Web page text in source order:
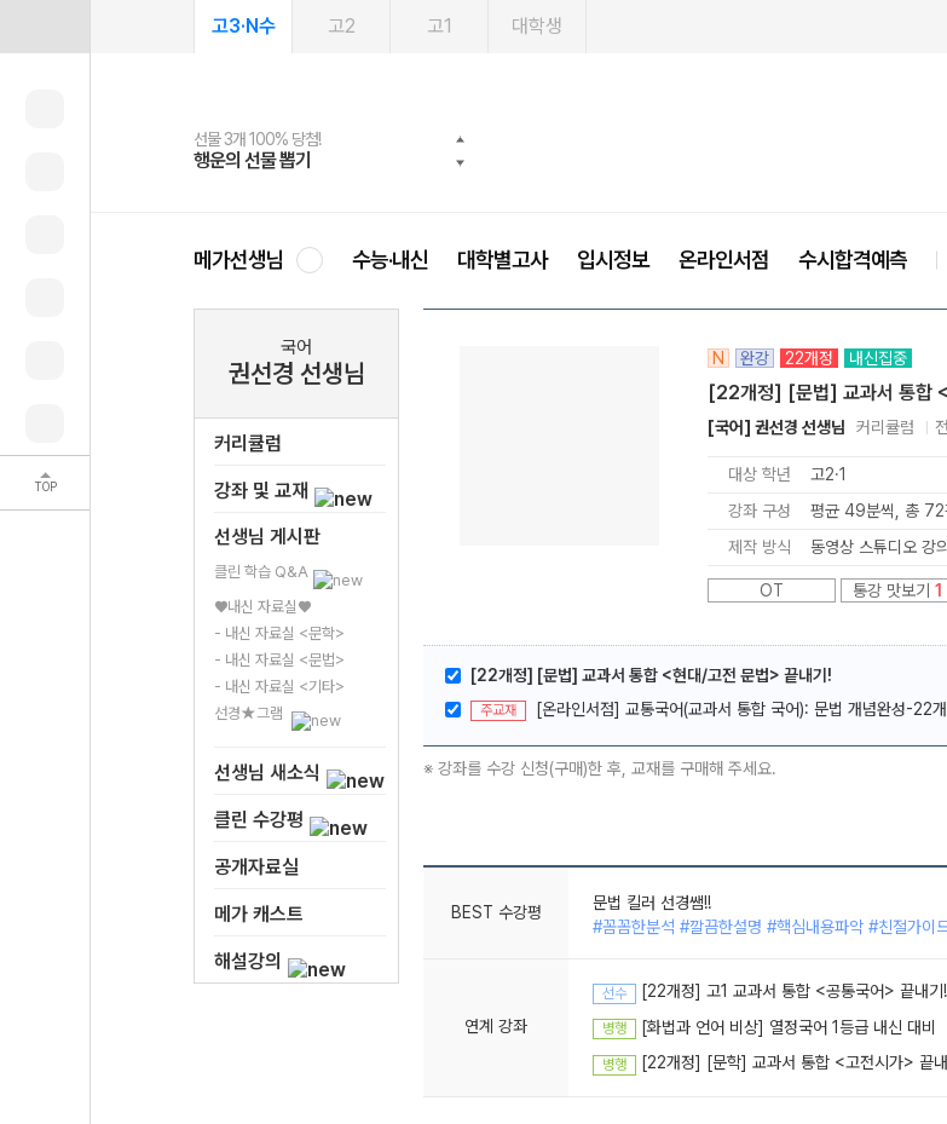
TOP
고3·N수 고2 고1 대학생
선물 3개 100% 당첨!
행운의 선물 뽑기
선물 100% 증정!
메가스터디 X 올리브
여름방학 스터디 캐시백
메가런 썸머스쿨
2027 러셀 단과
강사 공개선발
스마트러닝앱
설문 EVENT
메가패스
3일 무료 체험권
메가패스 수강생 무료혜택!
메가클럽 멤버십
사회공헌 캠페인
희망이룸 메가나눔
메가선생님 수능·내신 대학별고사 입시정보 온라인서점 수시합격예측
국어
권선경 선생님
커리큘럼
강좌 및 교재
선생님 게시판
클린 학습 Q&A
♥내신 자료실♥
- 내신 자료실 <문학>
- 내신 자료실 <문법>
- 내신 자료실 <기타>
선경★그램
선생님 새소식
클린 수강평
공개자료실
메가 캐스트
해설강의
N 완강 22개정 내신집중
[22개정] [문법] 교과서 통합
[국어] 권선경 선생님 커리큘럼
대상 학년 고2·1
강좌 구성
평균 49분씩, 총 72
제작 방식
동영상 스튜디오 강의
OT 통강 맛보기 1
[22개정] [문법] 교과서 통합 <현대/고전 문법> 끝내기!
주교재
※ 강좌를 수강 신청(구매)한 후, 교재를 구매해 주세요.
BEST 수강평
문법 킬러 선경쌤!!
#꼼꼼한분석 #깔끔한설명 #핵심내용파악 #친절가이
#깔끔한설명 #핵심내용파악 #출제포인트 #수능기초학
연계 강좌
선수 [22개정] 고1 교과서 통합 <공통국어> 끝내기!
병행 [화법과 언어 비상] 열정국어 1등급 내신 대비
병행 [22개정] [문학] 교과서 통합 <고전시가> 끝